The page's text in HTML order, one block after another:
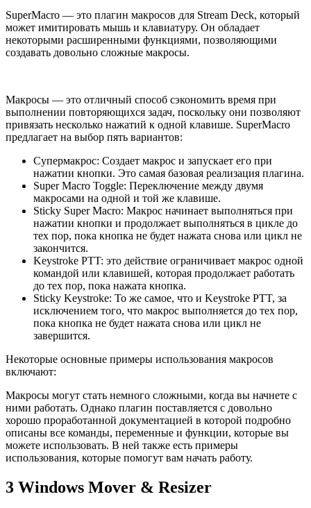
SuperMacro — это плагин макросов для Stream Deck, который
может имитировать мышь и клавиатуру. Он обладает
некоторыми расширенными функциями, позволяющими
создавать довольно сложные макросы.
Макросы — это отличный способ сэкономить время при
выполнении повторяющихся задач, поскольку они позволяют
привязать несколько нажатий к одной клавише. SuperMacro
предлагает на выбор пять вариантов:
Супермакрос: Создает макрос и запускает его при
нажатии кнопки. Это самая базовая реализация плагина.
Super Macro Toggle: Переключение между двумя
макросами на одной и той же клавише.
Sticky Super Macro: Макрос начинает выполняться при
нажатии кнопки и продолжает выполняться в цикле до
тех пор, пока кнопка не будет нажата снова или цикл не
закончится.
Keystroke PTT: это действие ограничивает макрос одной
командой или клавишей, которая продолжает работать
до тех пор, пока нажата кнопка.
Sticky Keystroke: То же самое, что и Keystroke PTT, за
исключением того, что макрос выполняется до тех пор,
пока кнопка не будет нажата снова или цикл не
завершится.
Некоторые основные примеры использования макросов
включают:
Макросы могут стать немного сложными, когда вы начнете с
ними работать. Однако плагин поставляется с довольно
хорошо проработанной документацией в которой подробно
описаны все команды, переменные и функции, которые вы
можете использовать. В ней также есть примеры
использования, которые помогут вам начать работу.
3 Windows Mover & Resizer